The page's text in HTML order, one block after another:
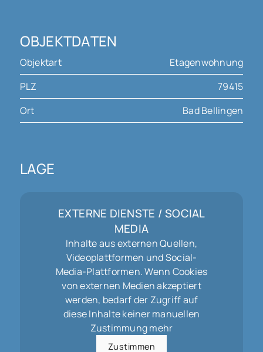
OBJEKTDATEN
Objektart
Etagenwohnung
PLZ
79415
Ort
Bad Bellingen
LAGE
EXTERNE DIENSTE / SOCIAL
MEDIA
Inhalte aus externen Quellen,
Videoplattformen und Social-
Media-Plattformen. Wenn Cookies
von externen Medien akzeptiert
werden, bedarf der Zugriff auf
diese Inhalte keiner manuellen
Zustimmung mehr
Zustimmen